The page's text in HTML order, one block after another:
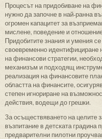
Процесът на придобиване на
нужно да започне в най-ранна
огромен капацитет за
мислене, поведение и
Придобитите знания и умения
своевременно идентифициране
на финансови стратегии,
механизъм и подходящ
реализация на финансовите
областта на финансите,
степен игнориране на
действия, водещи до грешки.
За осъществяването на целите
възпитание в детската градина
предварителни пилотни